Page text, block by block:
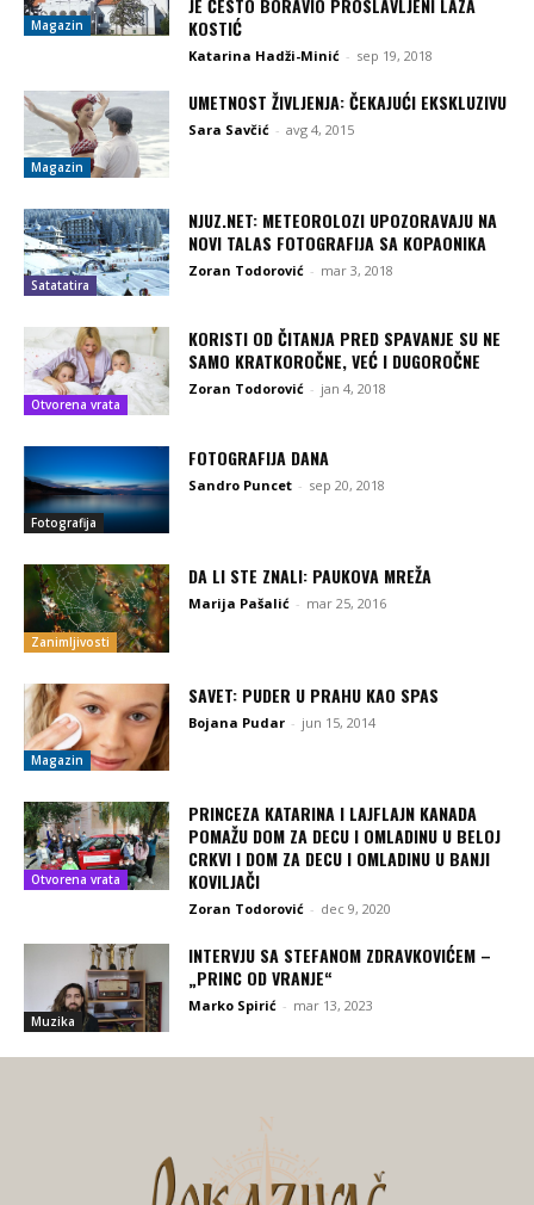
Magazin
KOSTIĆ
Katarina Hadži-Minić - sep 19, 2018
Magazin
UMETNOST ŽIVLJENJA: ČEKAJUĆI EKSKLUZIVU
Sara Savčić - avg 4, 2015
Satatatira
NJUZ.NET: METEOROLOZI UPOZORAVAJU NA
NOVI TALAS FOTOGRAFIJA SA KOPAONIKA
Zoran Todorović - mar 3, 2018
Otvorena vrata
KORISTI OD ČITANJA PRED SPAVANJE SU NE
SAMO KRATKOROČNE, VEĆ I DUGOROČNE
Zoran Todorović - jan 4, 2018
Fotografija
FOTOGRAFIJA DANA
Sandro Puncet - sep 20, 2018
Zanimljivosti
DA LI STE ZNALI: PAUKOVA MREŽA
Marija Pašalić - mar 25, 2016
Magazin
SAVET: PUDER U PRAHU KAO SPAS
Bojana Pudar - jun 15, 2014
Otvorena vrata
PRINCEZA KATARINA I LAJFLAJN KANADA
POMAŽU DOM ZA DECU I OMLADINU U BELOJ
CRKVI I DOM ZA DECU I OMLADINU U BANJI
KOVILJAČI
Zoran Todorović - dec 9, 2020
Muzika
INTERVJU SA STEFANOM ZDRAVKOVIĆEM –
„PRINC OD VRANJE“
Marko Spirić - mar 13, 2023